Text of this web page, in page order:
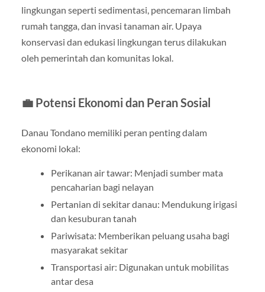
lingkungan seperti sedimentasi, pencemaran limbah
rumah tangga, dan invasi tanaman air. Upaya
konservasi dan edukasi lingkungan terus dilakukan
oleh pemerintah dan komunitas lokal.
💼 Potensi Ekonomi dan Peran Sosial
Danau Tondano memiliki peran penting dalam
ekonomi lokal:
Perikanan air tawar: Menjadi sumber mata
pencaharian bagi nelayan
Pertanian di sekitar danau: Mendukung irigasi
dan kesuburan tanah
Pariwisata: Memberikan peluang usaha bagi
masyarakat sekitar
Transportasi air: Digunakan untuk mobilitas
antar desa